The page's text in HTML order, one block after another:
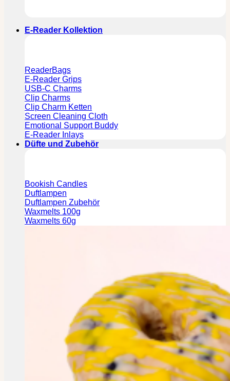
E-Reader Kollektion
ReaderBags
E-Reader Grips
USB-C Charms
Clip Charms
Clip Charm Ketten
Screen Cleaning Cloth
Emotional Support Buddy
E-Reader Inlays
Düfte und Zubehör
Bookish Candles
Duftlampen
Duftlampen Zubehör
Waxmelts 100g
Waxmelts 60g